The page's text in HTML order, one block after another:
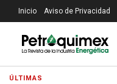
ÚLTIMAS
Inicio Aviso de Privacidad